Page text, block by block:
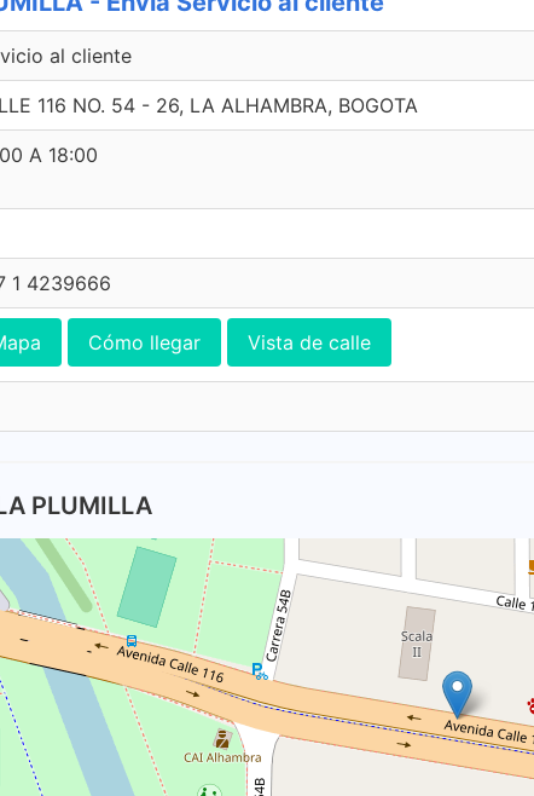
al cliente
116 NO. 54 - 26, LA ALHAMBRA, BOGOTA
A 18:00
1 4239666
Cómo llegar Vista de calle
PLUMILLA